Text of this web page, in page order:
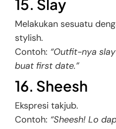
15. Slay
Melakukan sesuatu
stylish.
Contoh: “Outfit-nya
buat first date.”
16. Sheesh
Ekspresi takjub.
Contoh: “Sheesh! Lo